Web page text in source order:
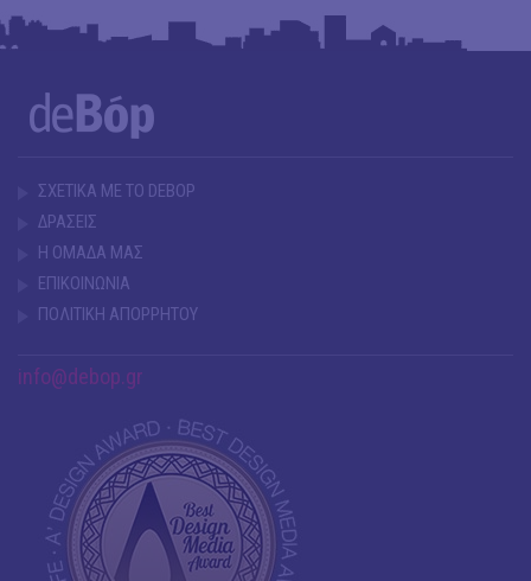
ΣΧΕΤΙΚΑ ΜΕ ΤΟ DEBOP
ΔΡΑΣΕΙΣ
Η ΟΜΑΔΑ ΜΑΣ
ΕΠΙΚΟΙΝΩΝΙΑ
ΠΟΛΙΤΙΚΗ ΑΠΟΡΡΗΤΟΥ
info@debop.gr